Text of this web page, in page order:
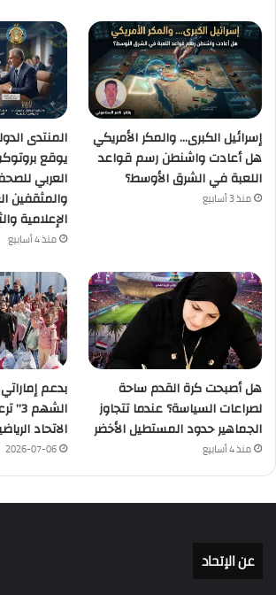
إسرائيل الكبرى… والمكر الأمريكي
هل أعادت واشنطن رسم قواعد
اللعبة في الشرق الأوسط؟
منذ 3 أسابيع
المنتدى
يوقع
العربي
والمثقفين
الإعلامية
منذ 4 أسابيع
هل أصبحت كرة القدم ساحة
لصراعات السياسة؟ عندما تتجاوز
الجماهير حدود المستطيل الأخضر
منذ 4 أسابيع
بدعم
الاتحاد
2026-07-06
عن الإتحاد